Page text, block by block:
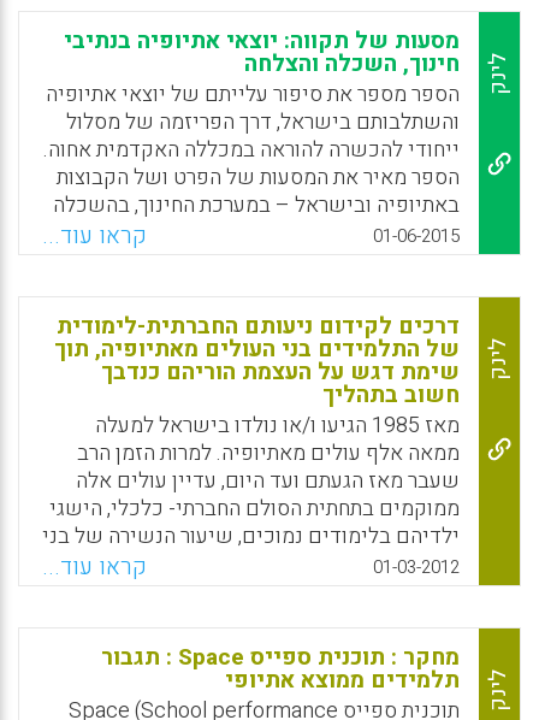
במערכת החינוך באמצעות סיפוריהן של מורות
וסטודנטיות להוראה.
WhatsApp
Facebook
Email
X
לינק
מסעות של תקווה: יוצאי אתיופיה בנתיבי
חינוך, השכלה והצלחה
הספר מספר את סיפור עלייתם של יוצאי אתיופיה
והשתלבותם בישראל, דרך הפריזמה של מסלול
ייחודי להכשרה להוראה במכללה האקדמית אחוה.
הספר מאיר את המסעות של הפרט ושל הקבוצות
באתיופיה ובישראל – במערכת החינוך, בהשכלה
הגבוהה. הוא מעלה שאלות של גיבוש זהות אישית
ומקצועית, דילמות של חיי היום-יום בקליטה
ובהשתלבות ודילמות של החלטות חשובות בחיים.
הספר מתאר את החלום ואת החזון של העלייה
לירושלים וכן את ההגשמה של ההכשרה להוראה
כמסעות של תקווה בדרך ארוכה של התנסויות
משמעותיות ומחקרים שנעשו במשך יותר מעשר
שנים (אסתר קלניצקי, שוש מלאת, נחום כהן).
WhatsApp
Facebook
Email
X
01-06-2015 קראו עוד...
לינק
דרכים לקידום ניעותם החברתית-לימודית
של התלמידים בני העולים מאתיופיה, תוך
שימת דגש על העצמת הוריהם כנדבך
חשוב בתהליך
מאז 1985 הגיעו ו/או נולדו בישראל למעלה
ממאה אלף עולים מאתיופיה. למרות הזמן הרב
שעבר מאז הגעתם ועד היום, עדיין עולים אלה
ממוקמים בתחתית הסולם החברתי- כלכלי, הישגי
ילדיהם בלימודים נמוכים, שיעור הנשירה של בני
נוער אלו גבוה מחלקם היחסי באוכלוסייה
הכללית. מאמר זה בוחן דרך עיני הפרט – הדור
השני לעלייה, המשפחה, הקבוצה האתנית וכן דרך
עיני הקבוצה הקולטת- את הדרכים לקידום
הניעות החברתית-לימודית של התלמידים בני
העולים מאתיופיה. בבסיס עומדת ההכרה כי הדרך
01-03-2012 קראו עוד...
לינק
מחקר : תוכנית ספייס Space : תגבור
תלמידים ממוצא אתיופי
תוכנית ספייס Space (School performance